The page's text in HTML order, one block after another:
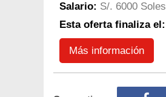
Salario: S/. 6000 Soles
Esta oferta finaliza el:
Más información